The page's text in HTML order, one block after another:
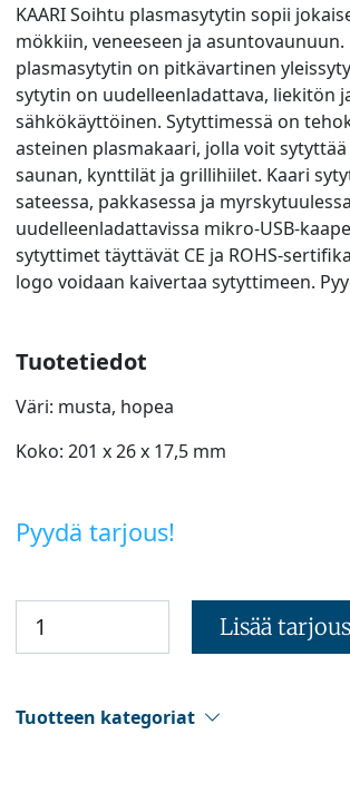
KAARI Soihtu plasmasytytin sopii
mökkiin, veneeseen ja asuntovaunuun.
plasmasytytin on pitkävartinen
sytytin on uudelleenladattava, liekitön
sähkökäyttöinen. Sytyttimessä on
asteinen plasmakaari, jolla voit
saunan, kynttilät ja grillihiilet. Kaari
sateessa, pakkasessa ja
uudelleenladattavissa mikro-USB-
sytyttimet täyttävät CE ja ROHS-
logo voidaan kaivertaa sytyttimeen.
Tuotetiedot
Väri: musta, hopea
Koko: 201 x 26 x 17,5 mm
Pyydä tarjous!
Lisää
Tuotteen kategoriat